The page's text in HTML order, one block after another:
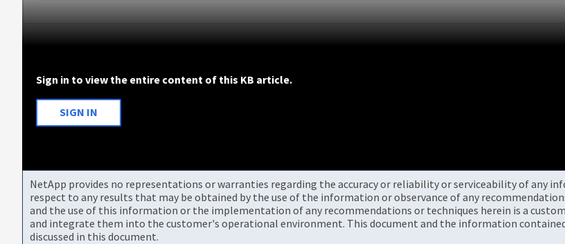
Sign in to view the entire content of this KB article.
SIGN IN
NetApp provides no representations or warranties regarding the accuracy or reliability or serviceability of any
respect to any results that may be obtained by the use of the information or observance of any
and the use of this information or the implementation of any recommendations or techniques herein is a
and integrate them into the customer's operational environment. This document and the information
discussed in this document.